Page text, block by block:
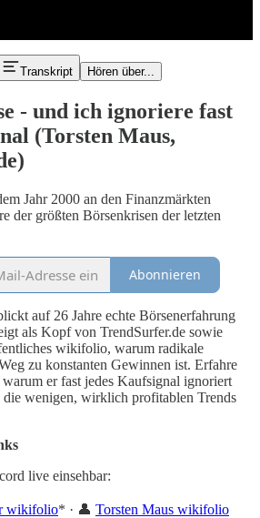
Transkript Hören über...
- und ich ignoriere fast
(Torsten Maus,
Jahr 2000 an den Finanzmärkten
der größten Börsenkrisen der letzten
Abonnieren
auf 26 Jahre echte Börsenerfahrung
als Kopf von TrendSurfer.de sowie
wikifolio, warum radikale
zu konstanten Gewinnen ist. Erfahre
er fast jedes Kaufsignal ignoriert
die wenigen, wirklich profitablen Trends
live einsehbar:
wikifolio* · 👤 Torsten Maus wikifolio